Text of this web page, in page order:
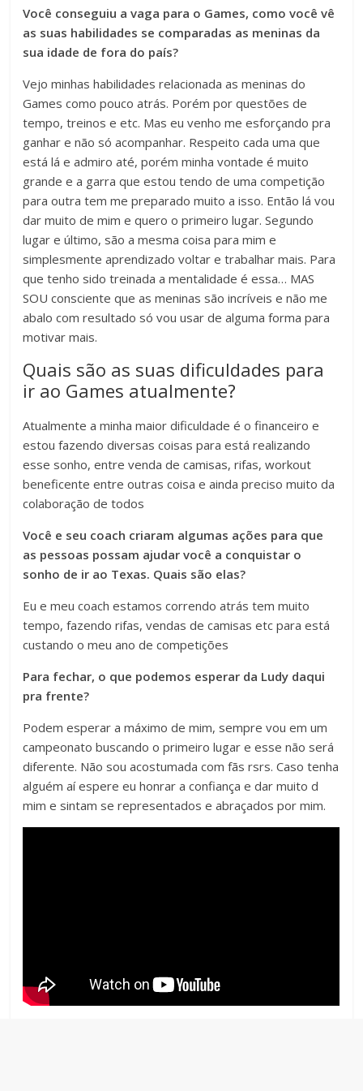
Você conseguiu a vaga para o Games, como você vê
as suas habilidades se comparadas as meninas da
sua idade de fora do país?
Vejo minhas habilidades relacionada as meninas do
Games como pouco atrás. Porém por questões de
tempo, treinos e etc. Mas eu venho me esforçando pra
ganhar e não só acompanhar. Respeito cada uma que
está lá e admiro até, porém minha vontade é muito
grande e a garra que estou tendo de uma competição
para outra tem me preparado muito a isso. Então lá vou
dar muito de mim e quero o primeiro lugar. Segundo
lugar e último, são a mesma coisa para mim e
simplesmente aprendizado voltar e trabalhar mais. Para
que tenho sido treinada a mentalidade é essa… MAS
SOU consciente que as meninas são incríveis e não me
abalo com resultado só vou usar de alguma forma para
motivar mais.
Quais são as suas dificuldades para
ir ao Games atualmente?
Atualmente a minha maior dificuldade é o financeiro e
estou fazendo diversas coisas para está realizando
esse sonho, entre venda de camisas, rifas, workout
beneficente entre outras coisa e ainda preciso muito da
colaboração de todos
Você e seu coach criaram algumas ações para que
as pessoas possam ajudar você a conquistar o
sonho de ir ao Texas. Quais são elas?
Eu e meu coach estamos correndo atrás tem muito
tempo, fazendo rifas, vendas de camisas etc para está
custando o meu ano de competições
Para fechar, o que podemos esperar da Ludy daqui
pra frente?
Podem esperar a máximo de mim, sempre vou em um
campeonato buscando o primeiro lugar e esse não será
diferente. Não sou acostumada com fãs rsrs. Caso tenha
alguém aí espere eu honrar a confiança e dar muito d
mim e sintam se representados e abraçados por mim.